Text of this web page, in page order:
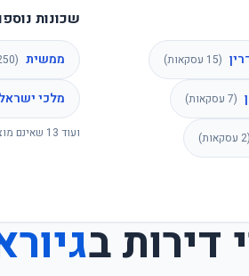
(
15 עסקאות)
(
7 עסקאות)
(
2 עסקאות)
שכונות
ממשית (
מלכי ישראל
ועוד 13 שאינם
דירות ב